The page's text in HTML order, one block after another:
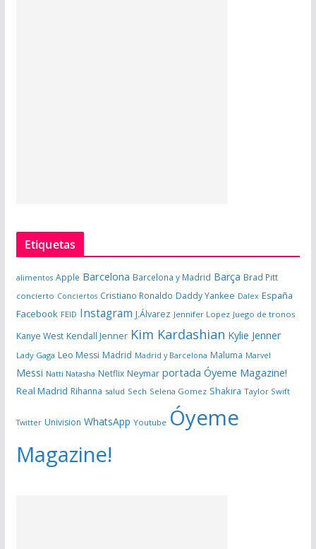
Etiquetas
alimentos Apple Barcelona Barcelona y Madrid Barça Brad Pitt
concierto Conciertos Cristiano Ronaldo Daddy Yankee Dalex España
Facebook FEID Instagram J.Álvarez Jennifer Lopez Juego de tronos
Kanye West Kendall Jenner Kim Kardashian Kylie Jenner
Lady Gaga Leo Messi Madrid Madrid y Barcelona Maluma Marvel
Messi Natti Natasha Netflix Neymar portada Óyeme Magazine!
Real Madrid Rihanna salud Sech Selena Gomez Shakira Taylor Swift
Twitter Univision WhatsApp Youtube Óyeme
Magazine!